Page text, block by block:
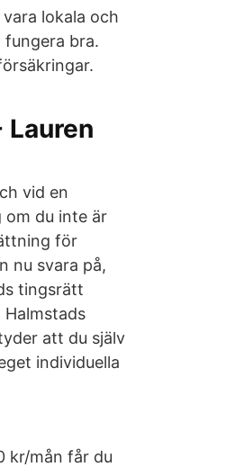
lokala och
fungera bra.
vid en
om du inte är
för
nu svara på,
tingsrätt
att du själv
individuella
kr/mån får du